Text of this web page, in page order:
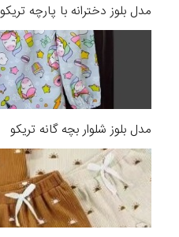
مدل بلوز دخترانه با پارچه تریکو
مدل بلوز شلوار بچه گانه تریکو